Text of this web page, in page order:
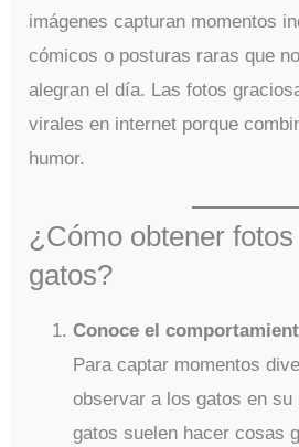
imágenes capturan momentos
cómicos o posturas raras que
alegran el día. Las fotos
virales en internet porque
humor.
¿Cómo obtener
gatos?
Conoce el
Para captar momentos
observar a los gatos en su
gatos suelen hacer cosas